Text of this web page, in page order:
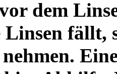
dem
Linsen fällt,